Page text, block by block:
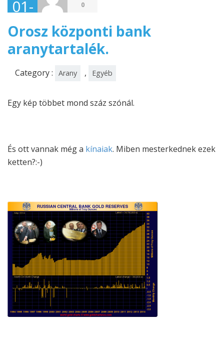
01-
26
0
Orosz központi bank
aranytartalék.
Category : Arany , Egyéb
Egy kép többet mond száz szónál.
És ott vannak még a kínaiak. Miben mesterkednek ezek
ketten?:-)